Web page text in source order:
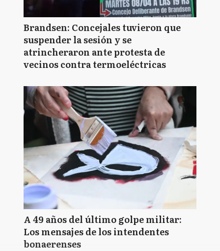
Brandsen: Concejales tuvieron que
suspender la sesión y se
atrincheraron ante protesta de
vecinos contra termoeléctricas
A 49 años del último golpe militar:
Los mensajes de los intendentes
bonaerenses